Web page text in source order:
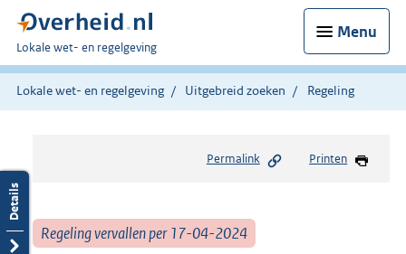
Menu
U
bent
hier:
Lokale wet- en regelgeving
Lokale wet- en regelgeving Uitgebreid zoeken Regeling
Permalink Printen
Regeling vervallen per 17-04-2024